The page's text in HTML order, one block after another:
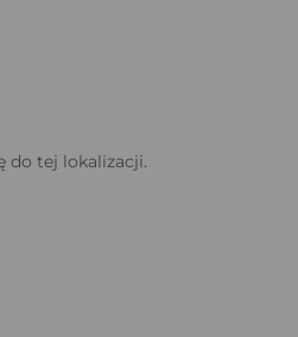
do tej lokalizacji.